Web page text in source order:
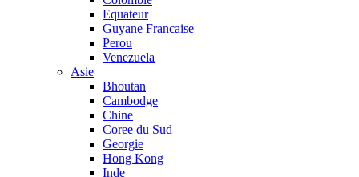
Equateur
Guyane Francaise
Perou
Venezuela
Asie
Bhoutan
Cambodge
Chine
Coree du Sud
Georgie
Hong Kong
Inde